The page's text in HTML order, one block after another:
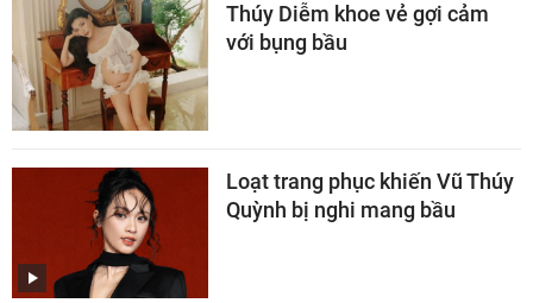
Thúy Diễm khoe vẻ gợi cảm
với bụng bầu
Loạt trang phục khiến Vũ Thúy
Quỳnh bị nghi mang bầu